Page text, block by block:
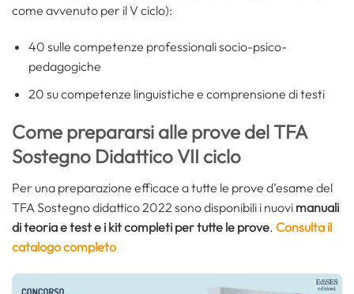
come avvenuto per il V ciclo):
40 sulle competenze professionali socio-psico-
pedagogiche
20 su competenze linguistiche e comprensione di testi
Come prepararsi alle prove del TFA
Sostegno Didattico VII ciclo
Per una preparazione efficace a tutte le prove d’esame del
TFA Sostegno didattico 2022 sono disponibili i nuovi manuali
di teoria e test e i kit completi per tutte le prove. Consulta il
catalogo completo